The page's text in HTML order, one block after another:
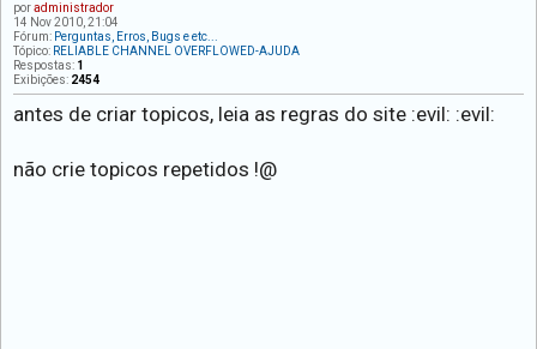
poradministrador
14 Nov 2010, 21:04
Fórum: Perguntas, Erros, Bugs e etc...
Tópico: RELIABLE CHANNEL OVERFLOWED-AJUDA
Respostas: 1
Exibições: 2454
antes de criar topicos, leia as regras do site :evil: :evil:
não crie topicos repetidos !@